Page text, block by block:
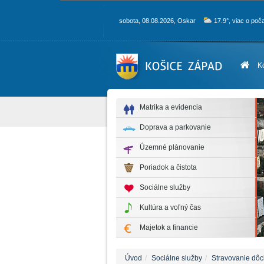
sobota, 08.08.2026, Oskar 17.9°, viac o
Matrika a evidencia
Doprava a parkovanie
Územné plánovanie
Poriadok a čistota
Sociálne služby
Kultúra a voľný čas
Majetok a financie
Úvod Sociálne služby Stravovanie